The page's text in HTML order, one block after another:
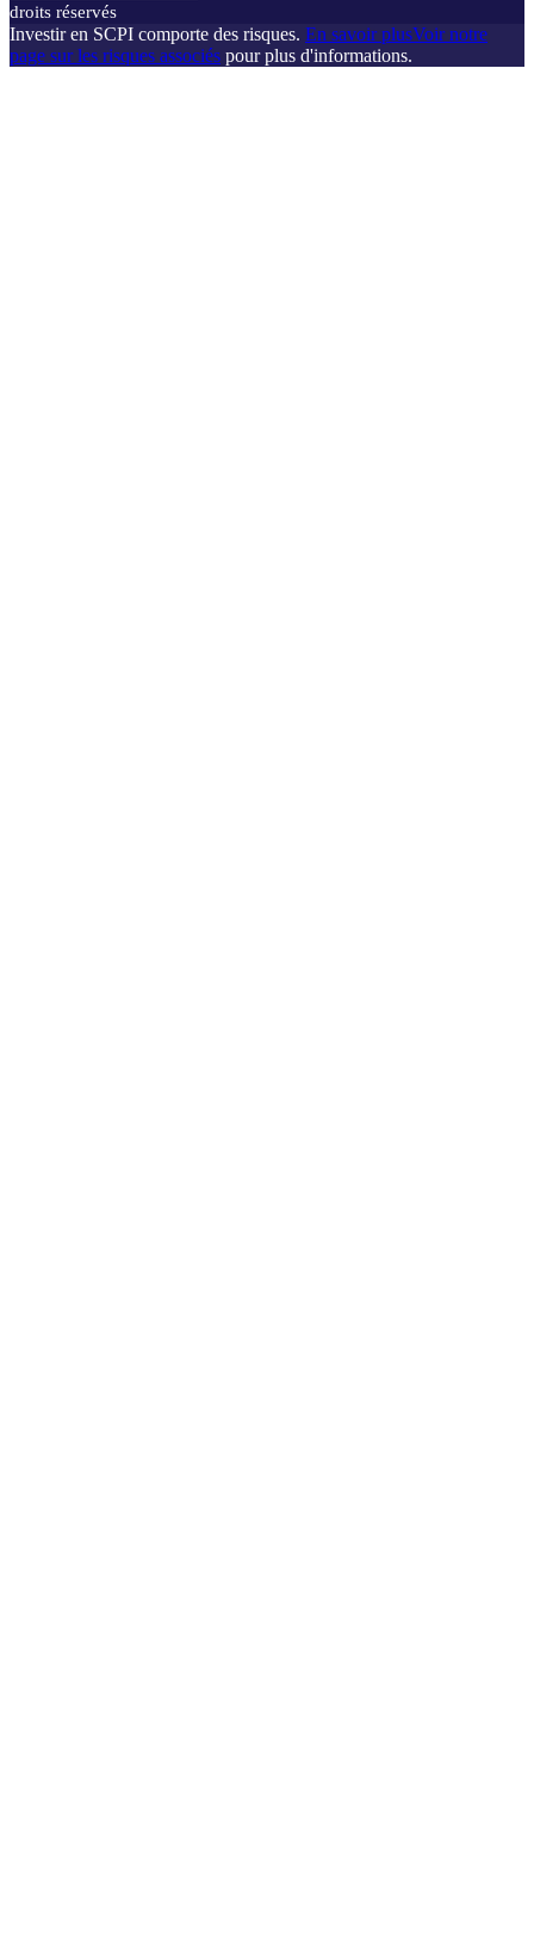
droits réservés
Investir en SCPI comporte des risques. En savoir plusVoir notre
page sur les risques associés pour plus d'informations.